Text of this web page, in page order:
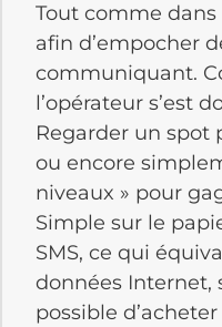
Tout comme
afin d’empocher
communiquant.
l’opérateur s’est
Regarder un spot
ou encore
niveaux » pour
Simple sur le
SMS, ce qui
données Internet,
possible